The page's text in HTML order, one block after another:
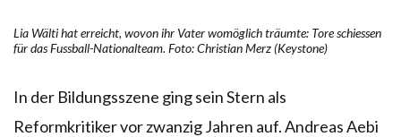
Lia Wälti hat erreicht, wovon ihr Vater womöglich träumte: Tore schiessen
für das Fussball-Nationalteam. Foto: Christian Merz (Keystone)
In der Bildungsszene ging sein Stern als
Reformkritiker vor zwanzig Jahren auf. Andreas Aebi